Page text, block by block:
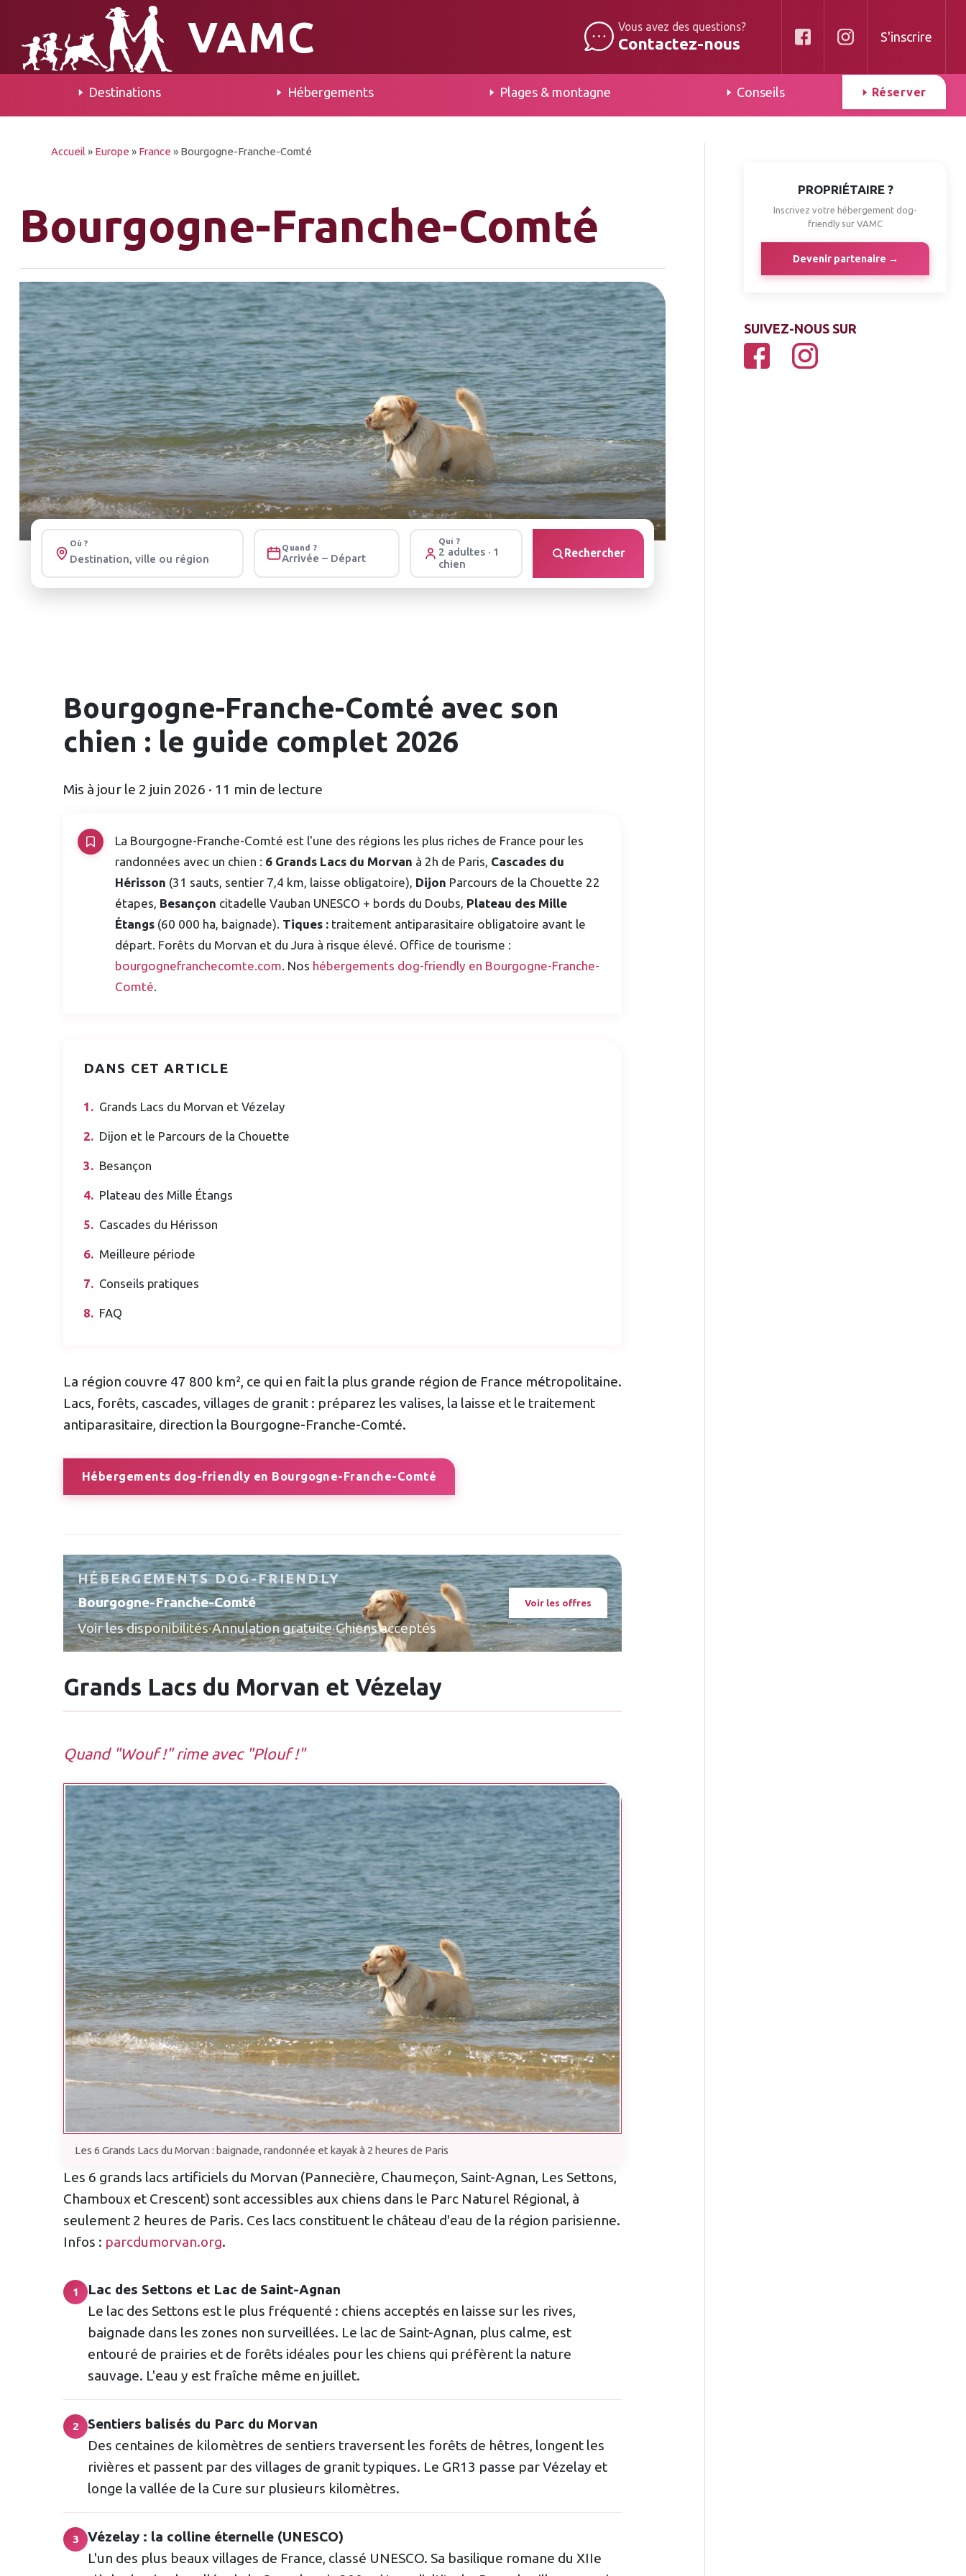
VAMC Vous avez des questions?
Contactez-nous S'inscrire
Destinations Hébergements Plages & montagne Conseils Réserver
Accueil » Europe » France » Bourgogne-Franche-Comté
Bourgogne-Franche-Comté
Où ? Quand ?
Arrivée – Départ
Qui ?
2 adultes · 1
chien
Rechercher
Bourgogne-Franche-Comté avec son
chien : le guide complet 2026
Mis à jour le 2 juin 2026 · 11 min de lecture
La Bourgogne-Franche-Comté est l'une des régions les plus riches de France pour les
randonnées avec un chien : 6 Grands Lacs du Morvan à 2h de Paris, Cascades du
Hérisson (31 sauts, sentier 7,4 km, laisse obligatoire), Dijon Parcours de la Chouette 22
étapes, Besançon citadelle Vauban UNESCO + bords du Doubs, Plateau des Mille
Étangs (60 000 ha, baignade). Tiques : traitement antiparasitaire obligatoire avant le
départ. Forêts du Morvan et du Jura à risque élevé. Office de tourisme :
bourgognefranchecomte.com . Nos hébergements dog-friendly en Bourgogne-Franche-
Comté
DANS CET ARTICLE
Grands Lacs du Morvan et Vézelay
Dijon et le Parcours de la Chouette
Besançon
Plateau des Mille Étangs
Cascades du Hérisson
Meilleure période
Conseils pratiques
FAQ
La région couvre 47 800 km², ce qui en fait la plus grande région de France métropolitaine.
Lacs, forêts, cascades, villages de granit : préparez les valises, la laisse et le traitement
antiparasitaire, direction la Bourgogne-Franche-Comté.
Hébergements dog-friendly en Bourgogne-Franche-Comté
HÉBERGEMENTS DOG-FRIENDLY
Bourgogne-Franche-Comté
Voir les disponibilités·Annulation gratuite·Chiens acceptés
Voir les offres
Grands Lacs du Morvan et Vézelay
Quand "Wouf !" rime avec "Plouf !"
Les 6 Grands Lacs du Morvan : baignade, randonnée et kayak à 2 heures de Paris
Les 6 grands lacs artificiels du Morvan (Pannecière, Chaumeçon, Saint-Agnan, Les Settons,
Chamboux et Crescent) sont accessibles aux chiens dans le Parc Naturel Régional, à
seulement 2 heures de Paris. Ces lacs constituent le château d'eau de la région parisienne.
Infos : parcdumorvan.org.
1
Lac des Settons et Lac de Saint-Agnan
Le lac des Settons est le plus fréquenté : chiens acceptés en laisse sur les rives,
baignade dans les zones non surveillées. Le lac de Saint-Agnan, plus calme, est
entouré de prairies et de forêts idéales pour les chiens qui préfèrent la nature
sauvage. L'eau y est fraîche même en juillet.
2
Sentiers balisés du Parc du Morvan
Des centaines de kilomètres de sentiers traversent les forêts de hêtres, longent les
rivières et passent par des villages de granit typiques. Le GR13 passe par Vézelay et
longe la vallée de la Cure sur plusieurs kilomètres.
3
Vézelay : la colline éternelle (UNESCO)
L'un des plus beaux villages de France, classé UNESCO. Sa basilique romane du XIIe
PROPRIÉTAIRE ?
Inscrivez votre hébergement dog-
friendly sur VAMC
Devenir partenaire →
SUIVEZ-NOUS SUR